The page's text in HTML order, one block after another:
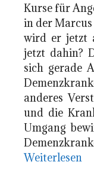
Kurse für
in der
wird er jetzt
jetzt dahin?
sich gerade
anderes
und die
Umgang
Weiterlesen